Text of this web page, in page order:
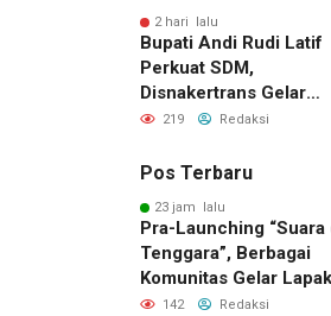
2 hari lalu
Bupati Andi Rudi Latif
Perkuat SDM,
Disnakertrans Gelar
Pelatihan Desain Grafis
219 Redaksi
Pos Terbaru
23 jam lalu
Pra-Launching “Suara
Tenggara”, Berbagai
Komunitas Gelar Lapak
Baca di Bandara
142 Redaksi